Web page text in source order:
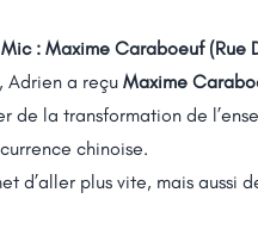
Mic : Maxime Caraboeuf (Rue
Adrien a reçu Maxime
de la transformation de
chinoise.
d’aller plus vite, mais aussi